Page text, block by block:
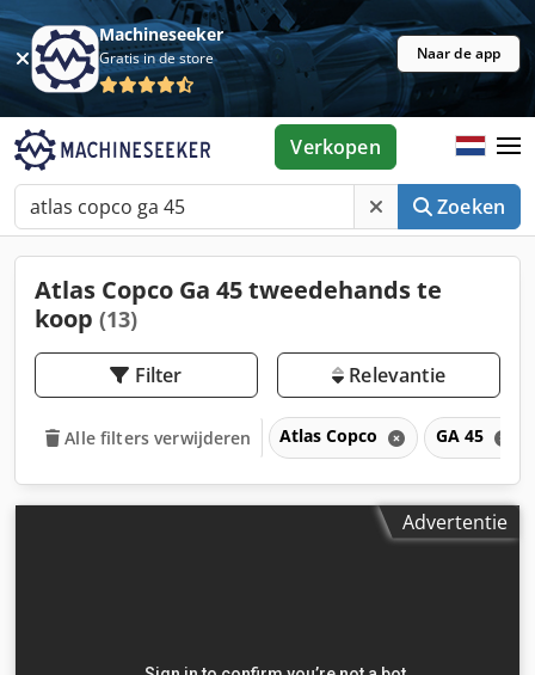
Machineseeker
Gratis in de store Naar de app
Zoeken
Verkopen
Atlas Copco Ga 45 tweedehands te
koop (13)
Filter Relevantie
Alle filters verwijderen Atlas Copco GA 45
Advertentie